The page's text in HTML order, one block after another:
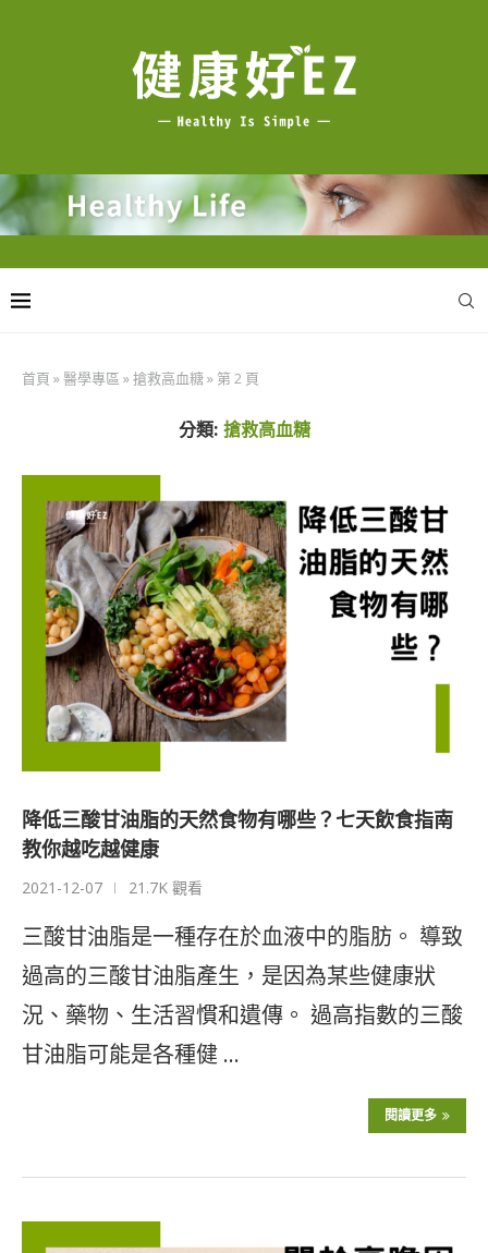
首頁 »醫學專區 »搶救高血糖» 第 2 頁
分類: 搶救高血糖
降低三酸甘油脂的天然食物有哪些？七天飲食指南
教你越吃越健康
2021-12-07 21.7K 觀看
三酸甘油脂是一種存在於血液中的脂肪。 導致
過高的三酸甘油脂產生，是因為某些健康狀
況、藥物、生活習慣和遺傳。 過高指數的三酸
甘油脂可能是各種健 …
閱讀更多